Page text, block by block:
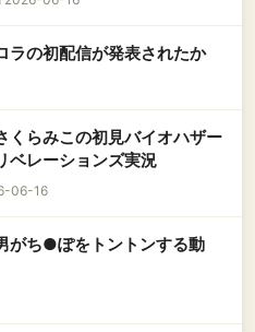
ラの初配信が発表されたか
くらみこの初見バイオハザー
ベレーションズ実況
06-16
がち●ぽをトントンする動